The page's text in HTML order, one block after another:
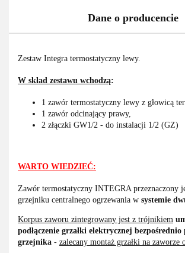
Dane o producencie
Zestaw Integra termostatyczny lewy.
W skład zestawu wchodzą:
1 zawór termostatyczny lewy z głowicą
1 zawór odcinający prawy,
2 złączki GW1/2 - do instalacji 1/2 (GZ)
WARTO WIEDZIEĆ:
Zawór termostatyczny INTEGRA przeznaczony
grzejniku centralnego ogrzewania w systemie
Korpus zaworu zintegrowany jest z trójnikiem
podłączenie grzałki elektrycznej
grzejnika - zalecany montaż grzałki na zaworze